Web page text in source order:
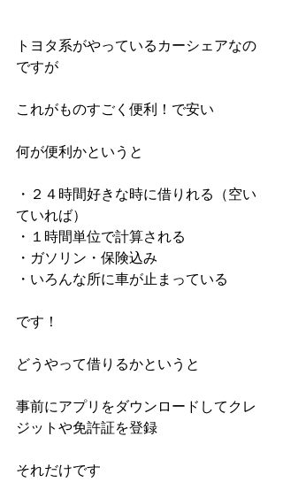
トヨタ系がやっているカーシェアなの
ですが
これがものすごく便利！で安い
何が便利かというと
・２４時間好きな時に借りれる（空い
ていれば）
・１時間単位で計算される
・ガソリン・保険込み
・いろんな所に車が止まっている
です！
どうやって借りるかというと
事前にアプリをダウンロードしてクレ
ジットや免許証を登録
それだけです